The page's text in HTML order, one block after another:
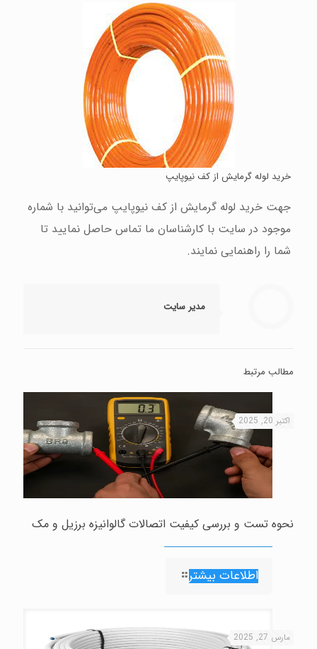
خرید لوله گرمایش از کف نیوپایپ
جهت خرید لوله گرمایش از کف نیوپایپ می‌توانید با شماره
موجود در سایت با کارشناسان ما تماس حاصل نمایید تا
شما را راهنمایی نمایند.
مدیر سایت
مطالب مرتبط
اکتبر 20, 2025
نحوه تست و بررسی کیفیت اتصالات گالوانیزه برزیل و مک
اطلاعات بیشتر
مارس 27, 2025